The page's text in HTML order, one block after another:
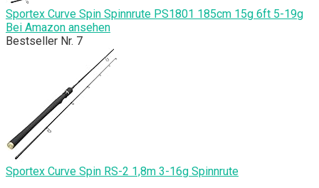
Sportex Curve Spin Spinnrute PS1801 185cm 15g 6ft 5-19g
Bei Amazon ansehen
Bestseller Nr. 7
Sportex Curve Spin RS-2 1,8m 3-16g Spinnrute